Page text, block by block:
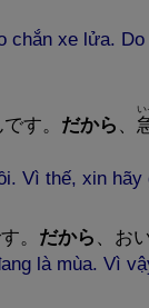
chắn xe lửa. Do
す。 だから
い
Vì thế, xin hãy
。 だから
、お
là mùa. Vì